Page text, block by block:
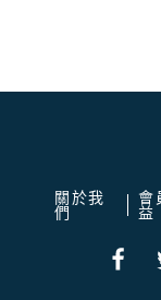
關於我
們
會
益